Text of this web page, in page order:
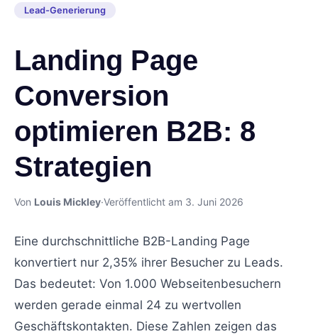
Lead-Generierung
Landing Page
Conversion
optimieren B2B: 8
Strategien
Von Louis Mickley·Veröffentlicht am 3. Juni 2026
Eine durchschnittliche B2B-Landing Page
konvertiert nur 2,35% ihrer Besucher zu Leads.
Das bedeutet: Von 1.000 Webseitenbesuchern
werden gerade einmal 24 zu wertvollen
Geschäftskontakten. Diese Zahlen zeigen das